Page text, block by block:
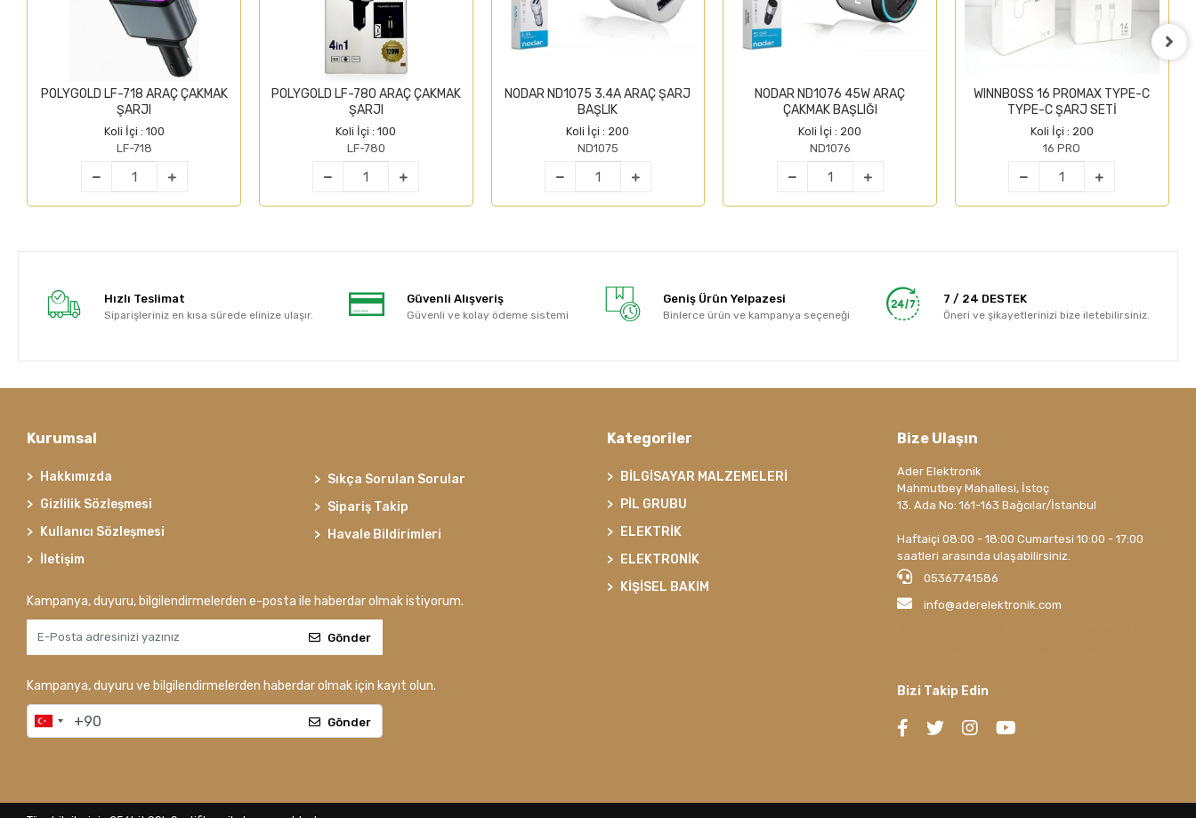
POLYGOLD LF-718 ARAÇ ÇAKMAK
ŞARJI
Koli İçi : 100
LF-718
POLYGOLD LF-780 ARAÇ ÇAKMAK
ŞARJI
Koli İçi : 100
LF-780
NODAR ND1075 3.4A ARAÇ ŞARJ
BAŞLIK
Koli İçi : 200
ND1075
NODAR ND1076 45W ARAÇ
ÇAKMAK BAŞLIĞI
Koli İçi : 200
ND1076
WINNBOSS 16 PROMAX TYPE-C
TYPE-C ŞARJ SETİ
Koli İçi : 200
16 PRO
Hızlı Teslimat
Siparişleriniz en kısa sürede elinize ulaşır.
Güvenli Alışveriş
Güvenli ve kolay ödeme sistemi
Geniş Ürün Yelpazesi
Binlerce ürün ve kampanya seçeneği
7 / 24 DESTEK
Öneri ve şikayetlerinizi bize iletebilirsiniz.
Kurumsal
Hakkımızda
Gizlilik Sözleşmesi
Kullanıcı Sözleşmesi
İletişim
Sıkça Sorulan Sorular
Sipariş Takip
Havale Bildirimleri
Kampanya, duyuru, bilgilendirmelerden e-posta ile haberdar olmak istiyorum.
Gönder
Kampanya, duyuru ve bilgilendirmelerden haberdar olmak için kayıt olun.
Gönder
Kategoriler
BİLGİSAYAR MALZEMELERİ
PİL GRUBU
ELEKTRİK
ELEKTRONİK
KİŞİSEL BAKIM
Bize Ulaşın
Ader Elektronik
Mahmutbey Mahallesi, İstoç
13. Ada No: 161-163 Bağcılar/İstanbul
Haftaiçi 08:00 - 18:00 Cumartesi 10:00 - 17:00
saatleri arasında ulaşabilirsiniz.
05367741586
info@aderelektronik.com
Bizi Takip Edin